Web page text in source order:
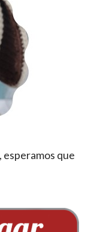
que